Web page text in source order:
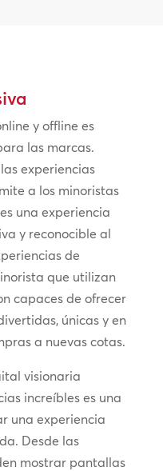
y offline es
las marcas.
experiencias
a los minoristas
una experiencia
y reconocible al
de
que utilizan
capaces de ofrecer
únicas y en
a nuevas cotas.
visionaria
increíbles es una
una experiencia
Desde las
mostrar pantallas